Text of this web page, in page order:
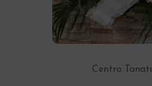
Centro